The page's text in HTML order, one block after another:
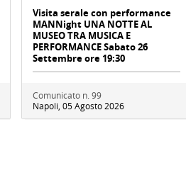
Visita serale con performance
MANNight UNA NOTTE AL
MUSEO TRA MUSICA E
PERFORMANCE Sabato 26
Settembre ore 19:30
Comunicato n. 99
Napoli, 05 Agosto 2026